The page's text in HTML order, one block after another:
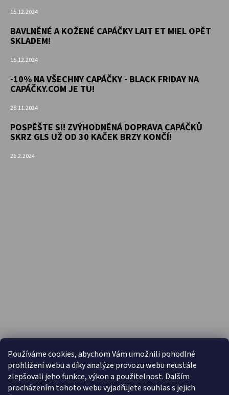
Používáme cookies, abychom Vám umožnili pohodlné
prohlížení webu a díky analýze provozu webu neustále
zlepšovali jeho funkce, výkon a použitelnost. Dalším
procházením tohoto webu vyjadřujete souhlas s jejich
15.12.2024
BAVLNĚNÉ A KOŽENÉ CAPÁČKY LAIT ET MIEL OPĚT
SKLADEM!
15.12.2024
-10% NA VŠECHNY CAPÁČKY - BLACK FRIDAY NA
CAPÁČKY.COM JE TU!
28.11.2024
POSPĚŠTE SI! ZVÝHODNĚNÁ DOPRAVA CAPÁČKŮ
SKRZ GLS UŽ OD 30 KAČEK BRZY KONČÍ!
26.2.2024
PŘIJÍMÁME ONLINE PLATBY